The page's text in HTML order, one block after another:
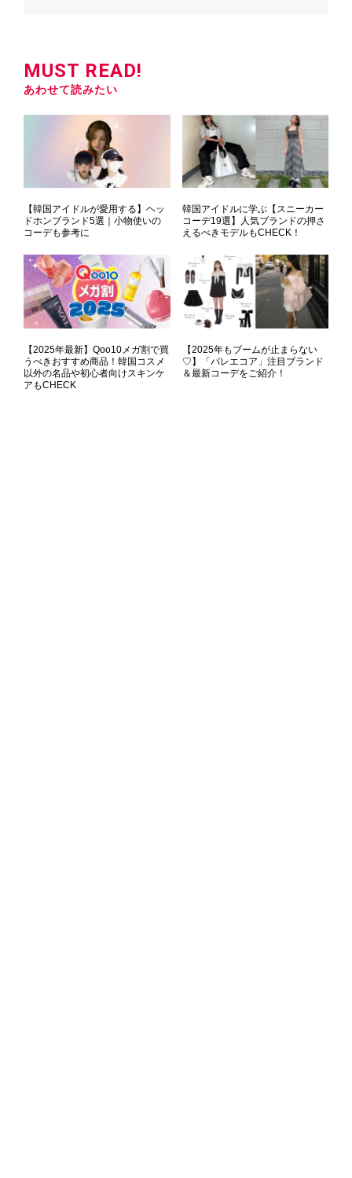
MUST READ!
あわせて読みたい
【韓国アイドルが愛用する】ヘッ
ドホンブランド5選｜小物使いの
コーデも参考に
韓国アイドルに学ぶ【スニーカー
コーデ19選】人気ブランドの押さ
えるべきモデルもCHECK！
【2025年最新】Qoo10メガ割で買
うべきおすすめ商品！韓国コスメ
以外の名品や初心者向けスキンケ
アもCHECK
【2025年もブームが止まらない
♡】「バレエコア」注目ブランド
＆最新コーデをご紹介！